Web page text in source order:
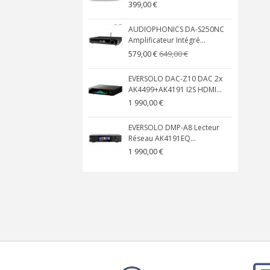
399,00 €
AUDIOPHONICS DA-S250NC
Amplificateur Intégré...
579,00 €649,00 €
EVERSOLO DAC-Z10 DAC 2x
AK4499+AK4191 I2S HDMI...
1 990,00 €
EVERSOLO DMP-A8 Lecteur
Réseau AK4191EQ...
1 990,00 €